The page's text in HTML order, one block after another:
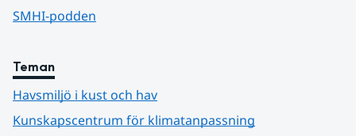
SMHI-podden
Teman
Havsmiljö i kust och hav
Kunskapscentrum för klimatanpassning